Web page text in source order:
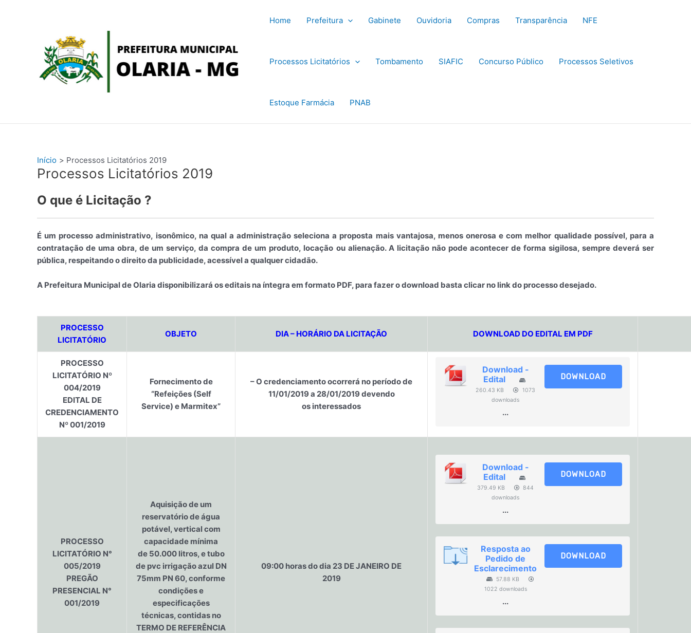
Home Prefeitura Gabinete Ouvidoria Compras Transparência NFE
Processos Licitatórios Tombamento SIAFIC Concurso Público Processos Seletivos
Estoque Farmácia PNAB
Início Processos Licitatórios 2019
Processos Licitatórios 2019
O que é Licitação ?
É um processo administrativo, isonômico, na qual a administração seleciona a proposta mais vantajosa, menos onerosa e com melhor qualidade possível, para a
contratação de uma obra, de um serviço, da compra de um produto, locação ou alienação. A licitação não pode acontecer de forma sigilosa, sempre deverá ser
pública, respeitando o direito da publicidade, acessível a qualquer cidadão.
A Prefeitura Municipal de Olaria disponibilizará os editais na íntegra em formato PDF, para fazer o download basta clicar no link do processo desejado.
PROCESSO
LICITATÓRIO
OBJETO DIA – HORÁRIO DA LICITAÇÃO DOWNLOAD DO EDITAL EM PDF
PROCESSO
LICITATÓRIO Nº
004/2019
EDITAL DE
CREDENCIAMENTO
Nº 001/2019
Fornecimento de
“Refeições (Self
Service) e Marmitex”
– O credenciamento ocorrerá no período de
11/01/2019 a 28/01/2019 devendo
os interessados
Download -
Edital
260.43 KB
1073
downloads
...
DOWNLOAD
PROCESSO
LICITATÓRIO N°
005/2019
PREGÃO
PRESENCIAL N°
001/2019
Aquisição de um
reservatório de água
potável, vertical com
capacidade mínima
de 50.000 litros, e tubo
de pvc irrigação azul DN
75mm PN 60, conforme
condições e
especificações
técnicas, contidas no
TERMO DE REFERÊNCIA
09:00 horas do dia 23 DE JANEIRO DE
2019
Download -
Edital
379.49 KB
844
downloads
...
DOWNLOAD
Resposta ao
Pedido de
Esclarecimento
57.88 KB
1022 downloads
...
DOWNLOAD